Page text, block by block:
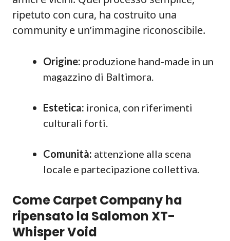
ripetuto con cura, ha costruito una
community e un’immagine riconoscibile.
Origine: produzione hand-made in un
magazzino di Baltimora.
Estetica: ironica, con riferimenti
culturali forti.
Comunità: attenzione alla scena
locale e partecipazione collettiva.
Come Carpet Company ha
ripensato la Salomon XT-
Whisper Void